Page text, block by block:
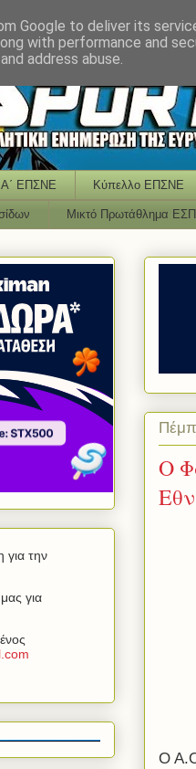
Α΄ ΕΠΣΝΕ Κύπελλο ΕΠΣΝΕ
Μικτό Πρωτάθλημα
Ο
Ο
για την
για
com
Google to deliver its
with performance and
address abuse.